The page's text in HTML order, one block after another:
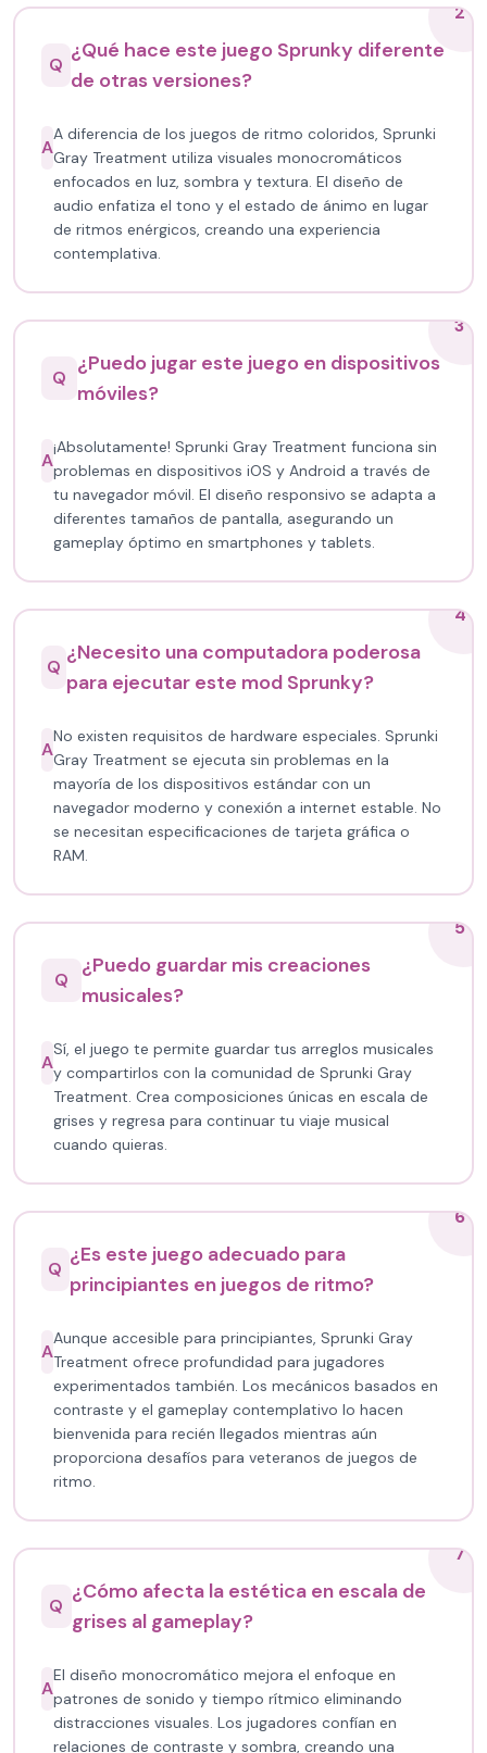
2
Q
¿Qué hace este juego Sprunky diferente
de otras versiones?
A
A diferencia de los juegos de ritmo coloridos, Sprunki
Gray Treatment utiliza visuales monocromáticos
enfocados en luz, sombra y textura. El diseño de
audio enfatiza el tono y el estado de ánimo en lugar
de ritmos enérgicos, creando una experiencia
contemplativa.
3
Q
¿Puedo jugar este juego en dispositivos
móviles?
A
¡Absolutamente! Sprunki Gray Treatment funciona sin
problemas en dispositivos iOS y Android a través de
tu navegador móvil. El diseño responsivo se adapta a
diferentes tamaños de pantalla, asegurando un
gameplay óptimo en smartphones y tablets.
4
Q
¿Necesito una computadora poderosa
para ejecutar este mod Sprunky?
A
No existen requisitos de hardware especiales. Sprunki
Gray Treatment se ejecuta sin problemas en la
mayoría de los dispositivos estándar con un
navegador moderno y conexión a internet estable. No
se necesitan especificaciones de tarjeta gráfica o
RAM.
5
Q
¿Puedo guardar mis creaciones
musicales?
A
Sí, el juego te permite guardar tus arreglos musicales
y compartirlos con la comunidad de Sprunki Gray
Treatment. Crea composiciones únicas en escala de
grises y regresa para continuar tu viaje musical
cuando quieras.
6
Q
¿Es este juego adecuado para
principiantes en juegos de ritmo?
A
Aunque accesible para principiantes, Sprunki Gray
Treatment ofrece profundidad para jugadores
experimentados también. Los mecánicos basados en
contraste y el gameplay contemplativo lo hacen
bienvenida para recién llegados mientras aún
proporciona desafíos para veteranos de juegos de
ritmo.
7
Q
¿Cómo afecta la estética en escala de
grises al gameplay?
A
El diseño monocromático mejora el enfoque en
patrones de sonido y tiempo rítmico eliminando
distracciones visuales. Los jugadores confían en
relaciones de contraste y sombra, creando una